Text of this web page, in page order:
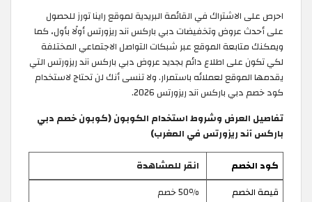
احرص على الاشتراك في القائمة البريدية لموقع راينا تورز للحصول
على أحدث عروض وتخفيضات دبي باركس آند ريزورتس أولًا بأول، كما
ويمكنك متابعة الموقع عبر شبكات التواصل الاجتماعي المختلفة
لكي تكون على اطلاع دائم بجديد عروض دبي باركس آند ريزورتس التي
يقدمها الموقع لعملائه باستمرار. ولا تنسى أنك لن تحتاج لاستخدام
كود خصم دبي باركس آند ريزورتس 2026.
تفاصيل العرض وشروط استخدام الكوبون (كوبون خصم دبي
باركس آند ريزورتس في المغرب)
كود الخصم
انقر للمشاهدة
قيمة الخصم
50٪ خصم